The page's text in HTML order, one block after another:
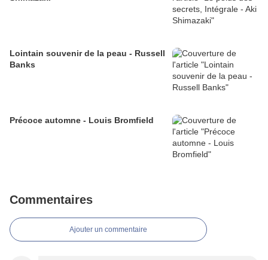
Lointain souvenir de la peau - Russell
Banks
Précoce automne - Louis Bromfield
Commentaires
Ajouter un commentaire